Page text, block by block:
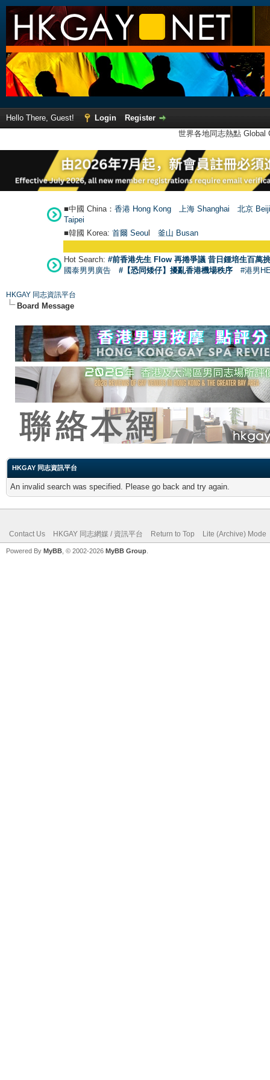
Hello There, Guest! Login
Register
世界各地同志熱點
■中國 China： 香港 Hong Kong 上海 Shanghai
北京
Taipei
■韓國 Korea: 首爾 Seoul 釜山 Busan
Hot Search: #前香港先生 Flow 再捲爭議 昔日鍾培生百萬
國泰男男廣告
#【恐同矮仔】擾亂香港機場秩序 #港男
HKGAY 同志資訊平台
Board Message
HKGAY 同志資訊平台
An invalid search was specified. Please go back and try again.
Contact Us HKGAY 同志網媒 / 資訊平台 Return to Top Lite (Archive) Mode
Powered By MyBB , © 2002-2026 MyBB Group